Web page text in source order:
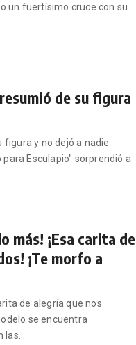
un fuertísimo cruce con su
de su figura
figura y no dejó a nadie
Esculapio" sorprendió a
más! ¡Esa carita de
¡Te morfo a
de alegría que nos
se encuentra
las…